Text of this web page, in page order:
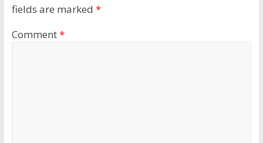
fields are marked *
Comment*